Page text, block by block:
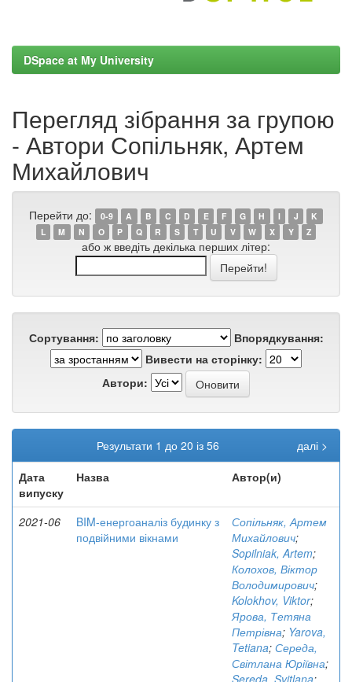
DSpace at My University
Перегляд зібрання за групою
- Автори Сопільняк, Артем
Михайлович
Перейти до: 0-9 A B C D E F G H I J
K
L
M N O P Q R S T U V W X Y Z
або ж введіть декілька перших літер:
Сортування:
Впорядкування:
Вивести на сторінку:
Автори:
Результати 1 до 20 із 56
далі >
Дата
випуску
Назва Автор(и)
2021-06
BIM-енергоаналіз будинку з
подвійними вікнами
Сопільняк, Артем
Михайлович;
Sopilniak, Artem;
Колохов, Віктор
Володимирович;
Kolokhov, Viktor;
Ярова, Тетяна
Петрівна; Yarova,
Tetiana; Середа,
Світлана Юріївна;
Sereda, Svitlana;